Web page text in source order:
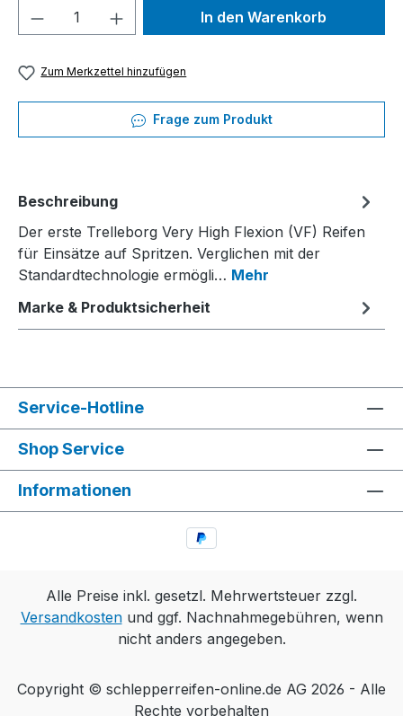
Produkt Anzahl: Gib denIn den Warenkorb
Zum Merkzettel hinzufügen
Frage zum Produkt
Beschreibung
Der erste Trelleborg Very High Flexion (VF) Reifen
für Einsätze auf Spritzen. Verglichen mit der
Standardtechnologie ermögli… Mehr
Marke & Produktsicherheit
Service-Hotline
Shop Service
Informationen
Alle Preise inkl. gesetzl. Mehrwertsteuer zzgl.
Versandkostenund ggf. Nachnahmegebühren, wenn
nicht anders angegeben.
Copyright © schlepperreifen-online.de AG 2026 - Alle
Rechte vorbehalten